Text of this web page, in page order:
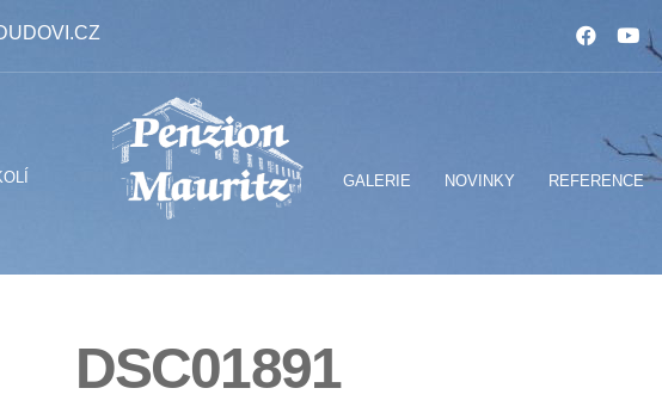
GALERIE NOVINKY REFERENCE
DSC01891